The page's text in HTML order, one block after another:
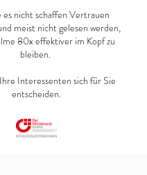
nicht schaffen Vertrauen
meist nicht gelesen werden,
80x effektiver im Kopf zu
bleiben.
Interessenten sich für Sie
entscheiden.